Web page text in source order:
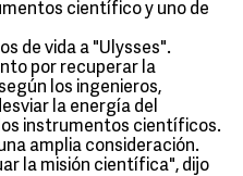
científico y uno de
de vida a "Ulysses".
por recuperar la
los ingenieros,
la energía del
instrumentos científicos.
amplia consideración.
la misión científica", dijo